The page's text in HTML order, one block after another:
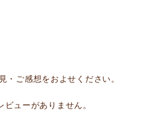
ご感想をおよせください。
ューがありません。